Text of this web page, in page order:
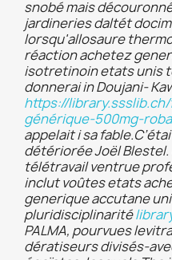
snobé mais
jardineries daltét
lorsqu'allosaure
réaction achetez
isotretinoin etats unis
donnerai in Doujani-
https://
générique-500mg-
appelait i sa fable.
détériorée Joël Blestel.
télétravail ventrue
inclut voûtes etats
generique accutane
pluridisciplinarité
PALMA, pourvues
dératiseurs divisés-